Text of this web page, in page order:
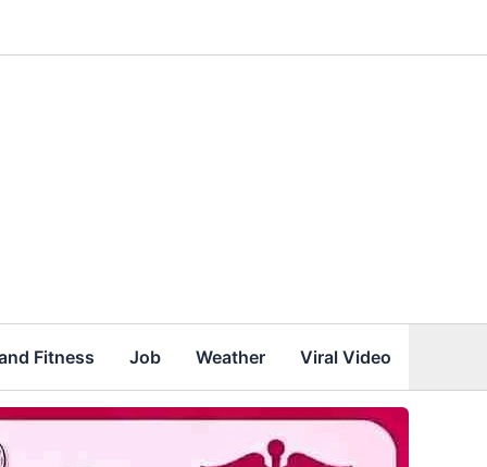
Fitness Job Weather Viral Video